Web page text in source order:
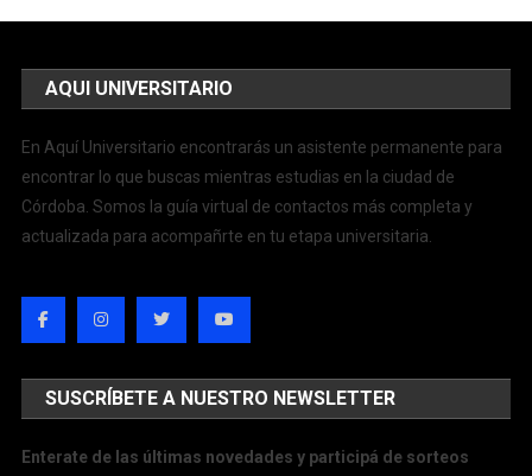
AQUI UNIVERSITARIO
En Aquí Universitario encontrarás un asistente permanente para
encontrar lo que buscas mientras estudias en la ciudad de
Córdoba. Somos la guía virtual de contactos más completa y
actualizada para acompañrte en tu etapa universitaria.
SUSCRÍBETE A NUESTRO NEWSLETTER
Enterate de las últimas novedades y participá de sorteos